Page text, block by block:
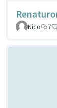
Nico
7